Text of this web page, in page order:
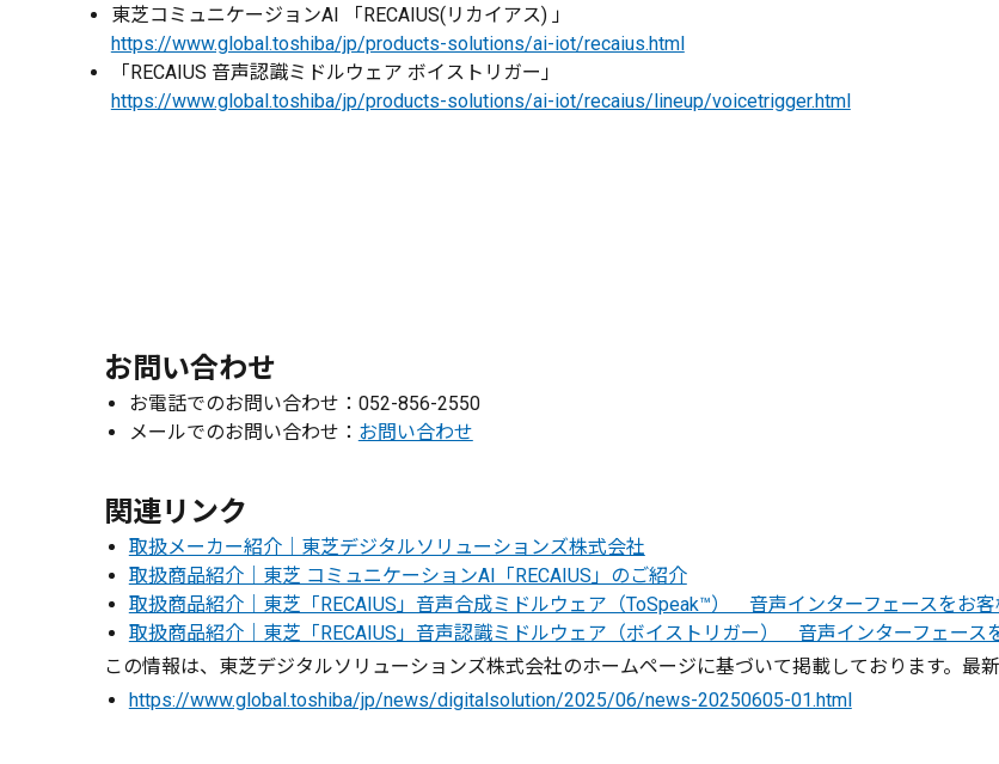
東芝コミュニケージョンAI 「RECAIUS(リカイアス) 」
https://www.global.toshiba/jp/products-solutions/ai-iot/recaius.html
「RECAIUS 音声認識ミドルウェア ボイストリガー」
https://www.global.toshiba/jp/products-solutions/ai-iot/recaius/lineup/voicetrigger.html
お問い合わせ
お電話でのお問い合わせ：052-856-2550
メールでのお問い合わせ： お問い合わせ
関連リンク
取扱メーカー紹介｜東芝デジタルソリューションズ株式会社
取扱商品紹介｜東芝 コミュニケーションAI「RECAIUS」のご紹介
取扱商品紹介｜東芝「RECAIUS」音声合成ミドルウェア（ToSpeak™） 音声インターフェースをお
取扱商品紹介｜東芝「RECAIUS」音声認識ミドルウェア（ボイストリガー） 音声インターフェース
この情報は、東芝デジタルソリューションズ株式会社のホームページに基づいて掲載しております。最
https://www.global.toshiba/jp/news/digitalsolution/2025/06/news-20250605-01.html